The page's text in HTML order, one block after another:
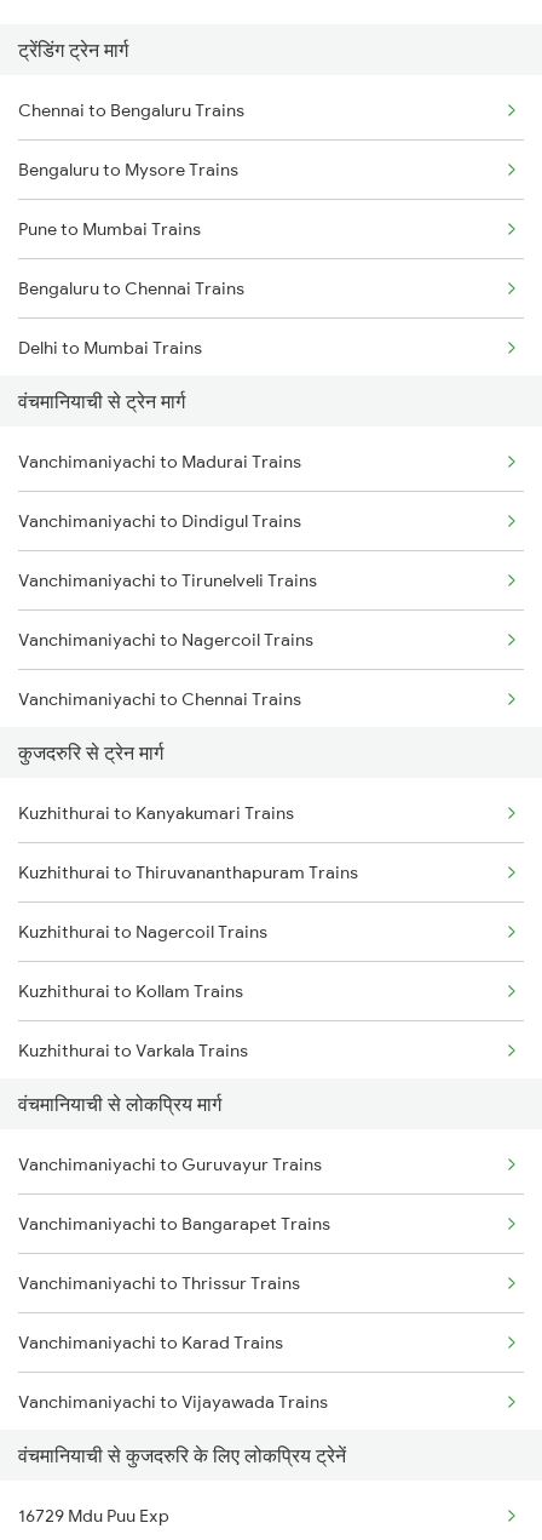
ट्रेंडिंग ट्रेन मार्ग
Chennai to Bengaluru Trains
Bengaluru to Mysore Trains
Pune to Mumbai Trains
Bengaluru to Chennai Trains
Delhi to Mumbai Trains
Mumbai to Pune Trains
Delhi to Jammu Trains
Mumbai to Delhi Trains
Mumbai to Goa Trains
Chennai to Coimbatore Trains
वंचमानियाची से ट्रेन मार्ग
Vanchimaniyachi to Madurai Trains
Vanchimaniyachi to Dindigul Trains
Vanchimaniyachi to Tirunelveli Trains
Vanchimaniyachi to Nagercoil Trains
Vanchimaniyachi to Chennai Trains
Vanchimaniyachi to Erode Trains
Vanchimaniyachi to Chengalpattu Trains
Vanchimaniyachi to Gotan Trains
Vanchimaniyachi to Virudhachalam Trains
Vanchimaniyachi to Thiruvananthapuram Trains
Vanchimaniyachi to Salem Trains
कुजदरुरि से ट्रेन मार्ग
Kuzhithurai to Kanyakumari Trains
Kuzhithurai to Thiruvananthapuram Trains
Kuzhithurai to Nagercoil Trains
Kuzhithurai to Kollam Trains
Kuzhithurai to Varkala Trains
Kuzhithurai to Aluva Trains
Kuzhithurai to Ernakulam Trains
Kuzhithurai to Chalakudy Trains
Kuzhithurai to Kayamkulam Trains
Kuzhithurai to Parassala Trains
Kuzhithurai to Madurai Trains
Kuzhithurai to Tirunelveli Trains
Kuzhithurai to Kalletumkara Trains
वंचमानियाची से लोकप्रिय मार्ग
Vanchimaniyachi to Guruvayur Trains
Vanchimaniyachi to Bangarapet Trains
Vanchimaniyachi to Thrissur Trains
Vanchimaniyachi to Karad Trains
Vanchimaniyachi to Vijayawada Trains
Vanchimaniyachi to Virudhachalam Trains
Vanchimaniyachi to Chalakudy Trains
वंचमानियाची से कुजदरुरि के लिए लोकप्रिय ट्रेनें
16729 Mdu Puu Exp